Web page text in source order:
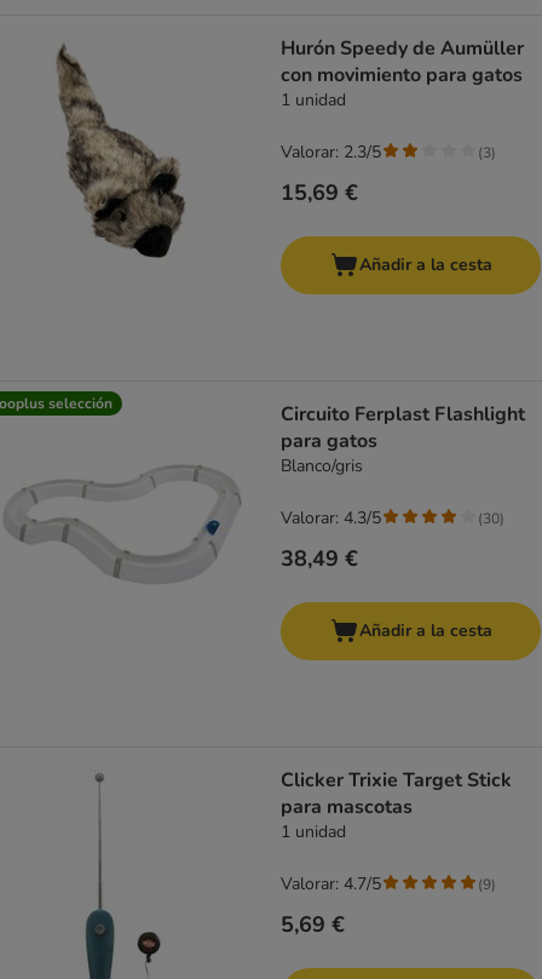
Hurón Speedy de Aumüller
con movimiento para gatos
1 unidad
15,69 €
Valorar: 2.3/5 (3)
Añadir a la cesta
selección
Circuito Ferplast Flashlight
para gatos
Blanco/gris
38,49 €
Valorar: 4.3/5 (30)
Añadir a la cesta
Clicker Trixie Target Stick
para mascotas
1 unidad
5,69 €
Valorar: 4.7/5 (9)